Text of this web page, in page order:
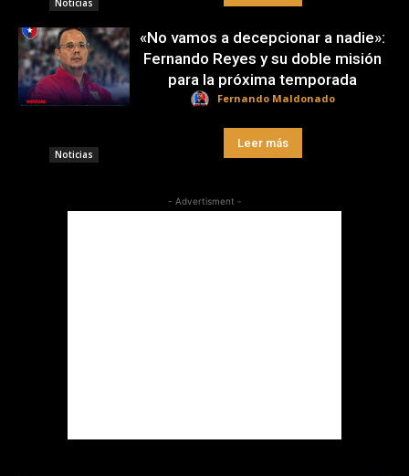
Noticias
Noticias
«No vamos a decepcionar a nadie»:
Fernando Reyes y su doble misión
para la próxima temporada
Fernando Maldonado
Leer más
- Advertisment -